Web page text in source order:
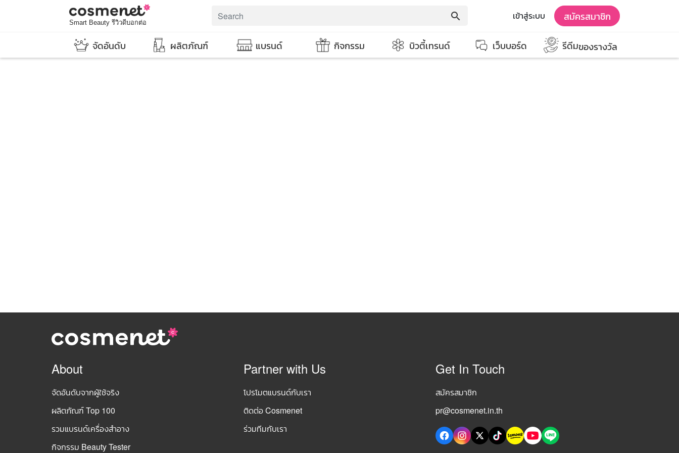
Smart Beauty รีวิวดีบอกต่อ
search เข้าสู่ระบบ สมัครสมาชิก
จัดอันดับ ผลิตภัณฑ์ แบรนด์ กิจกรรม บิวตี้เทรนด์ เว็บบอร์ด รีดีมของรางวัล
About
จัดอันดับจากผู้ใช้จริง
ผลิตภัณฑ์ Top 100
รวมแบรนด์เครื่องสำอาง
กิจกรรม Beauty Tester
Partner with Us
โปรโมตแบรนด์กับเรา
ติดต่อ Cosmenet
ร่วมทีมกับเรา
Get In Touch
สมัครสมาชิก
pr@cosmenet.in.th